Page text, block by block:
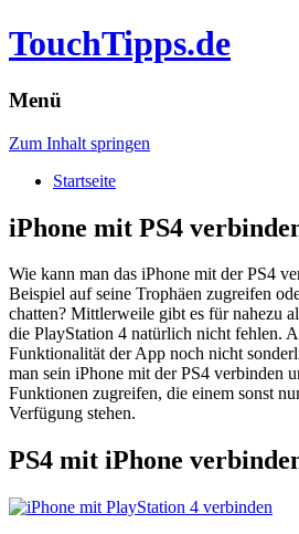
TouchTipps.de
Menü
Zum Inhalt springen
Startseite
iPhone mit PS4
Wie kann man das iPhone mit der PS4
Beispiel auf seine Trophäen zugreifen
chatten? Mittlerweile gibt es für nahezu
die PlayStation 4 natürlich nicht fehlen.
Funktionalität der App noch nicht
man sein iPhone mit der PS4 verbinden
Funktionen zugreifen, die einem sonst
Verfügung stehen.
PS4 mit iPhone